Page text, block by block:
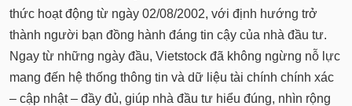
thức hoạt động từ ngày 02/08/2002, với định hướng trở
thành người bạn đồng hành đáng tin cậy của nhà đầu tư.
Ngay từ những ngày đầu, Vietstock đã không ngừng nỗ lực
mang đến hệ thống thông tin và dữ liệu tài chính chính xác
– cập nhật – đầy đủ, giúp nhà đầu tư hiểu đúng, nhìn rộng
Sách
tài